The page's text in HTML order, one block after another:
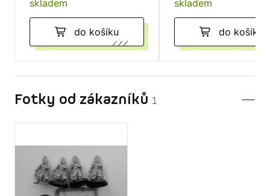
skladem
do košíku
skladem
do košíku
Fotky od zákazníků 1